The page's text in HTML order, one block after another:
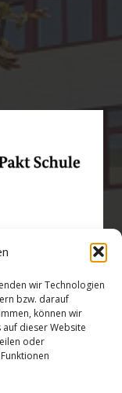
wir Technologien
bzw. darauf
können wir
dieser Website
oder